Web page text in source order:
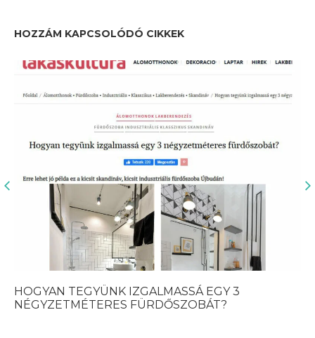
HOZZÁM KAPCSOLÓDÓ CIKKEK
TEGYÜNK IZGALMASSÁ EGY 3
FÜRDŐSZOBÁT?